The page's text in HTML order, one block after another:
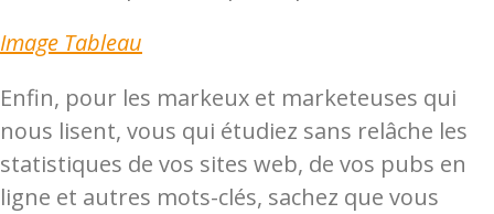
Image Tableau
Enfin, pour les markeux et marketeuses qui
nous lisent, vous qui étudiez sans relâche les
statistiques de vos sites web, de vos pubs en
ligne et autres mots-clés, sachez que vous